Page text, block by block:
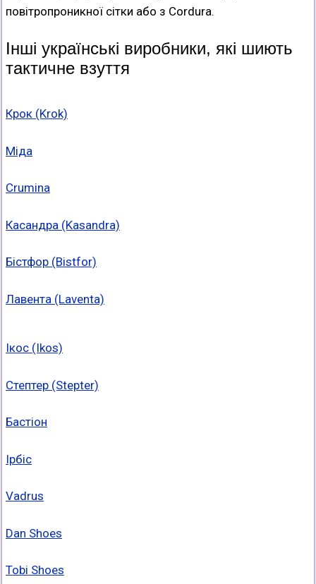
повітропроникної сітки або з Cordura.
Інші українські виробники, які шиють
тактичне взуття
Крок (Krok)
Міда
Crumina
Касандра (Kasandra)
Бістфор (Bistfor)
Лавента (Laventa)
Ікос (Ikos)
Стептер (Stepter)
Бастіон
Ірбіс
Vadrus
Dan Shoes
Tobi Shoes